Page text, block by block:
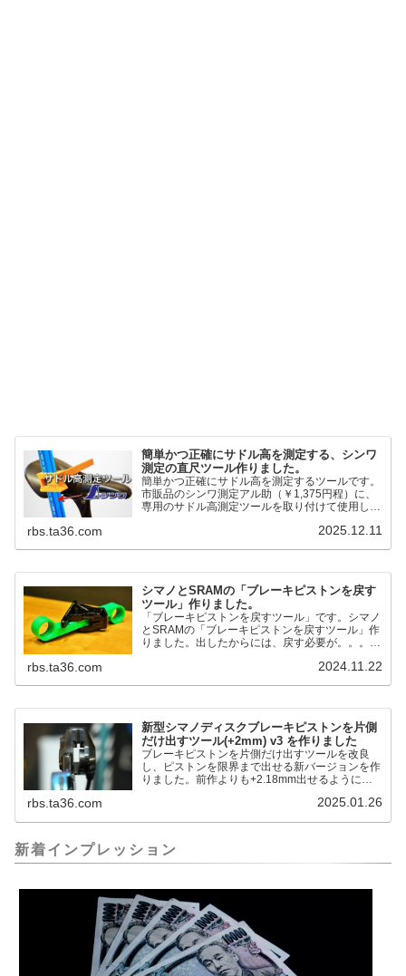
簡単かつ正確にサドル高を測定する、シンワ
測定の直尺ツール作りました。
簡単かつ正確にサドル高を測定するツールです。
市販品のシンワ測定アル助（￥1,375円程）に、
専用のサドル高測定ツールを取り付けて使用しま
るようになりました。シンワ測定(Shinwa
Sokutei)￥1,375Amazon.c...
rbs.ta36.com 2025.12.11
シマノとSRAMの「ブレーキピストンを戻す
ツール」作りました。
「ブレーキピストンを戻すツール」です。シマノ
とSRAMの「ブレーキピストンを戻すツール」作
りました。出したからには、戻す必要が。。。で
だと。。。▶「ブレーキピストンを戻すツール」
るのかというと、出ているピス...
rbs.ta36.com 2024.11.22
新型シマノディスクブレーキピストンを片側
だけ出すツール(+2mm) v3 を作りました
ブレーキピストンを片側だけ出すツールを改良
し、ピストンを限界まで出せる新バージョンを作
りました。前作よりも+2.18mm出せるようにな
って、オイル漏れするまで試しました。最も安全
ましたが、ギリギリまで攻めてますのでピストン
内部の汚れをさらに掃除できると思います。前作
の...
rbs.ta36.com 2025.01.26
新着インプレッション